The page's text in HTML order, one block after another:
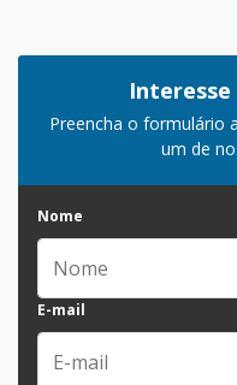
Preencha o formulário
um de
Nome
E-mail